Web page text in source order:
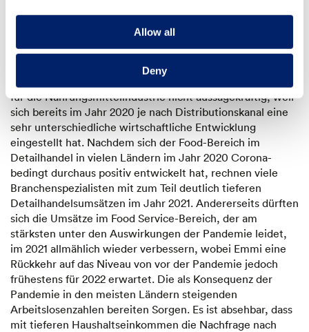
Allow all
Deny
erwarten – nach dem starken Einbruch der
wirtschaftlichen Leistung im 2020 – für das laufende Jahr
ein deutliches Wachstum. Ob, wann und in welchem
Umfang dies tatsächlich eintreffen wird, ist nach wie vor
für die Nahrungs­mittel­industrie nicht aussagekräftig, weil
sich bereits im Jahr 2020 je nach Distributionskanal eine
sehr unterschiedliche wirtschaftliche Entwicklung
eingestellt hat. Nachdem sich der Food-Bereich im
Detailhandel in vielen Ländern im Jahr 2020 Corona-
bedingt durchaus positiv entwickelt hat, rechnen viele
Branchenspezialisten mit zum Teil deutlich tieferen
Detailhandelsumsätzen im Jahr 2021. Andererseits dürften
sich die Umsätze im Food Service-Bereich, der am
stärksten unter den Auswirkungen der Pandemie leidet,
im 2021 allmählich wieder verbessern, wobei Emmi eine
Rückkehr auf das Niveau von vor der Pandemie jedoch
frühestens für 2022 erwartet. Die als Konsequenz der
Pandemie in den meisten Ländern steigenden
Arbeitslosenzahlen bereiten Sorgen. Es ist absehbar, dass
mit tieferen Haushalts­einkommen die Nachfrage nach